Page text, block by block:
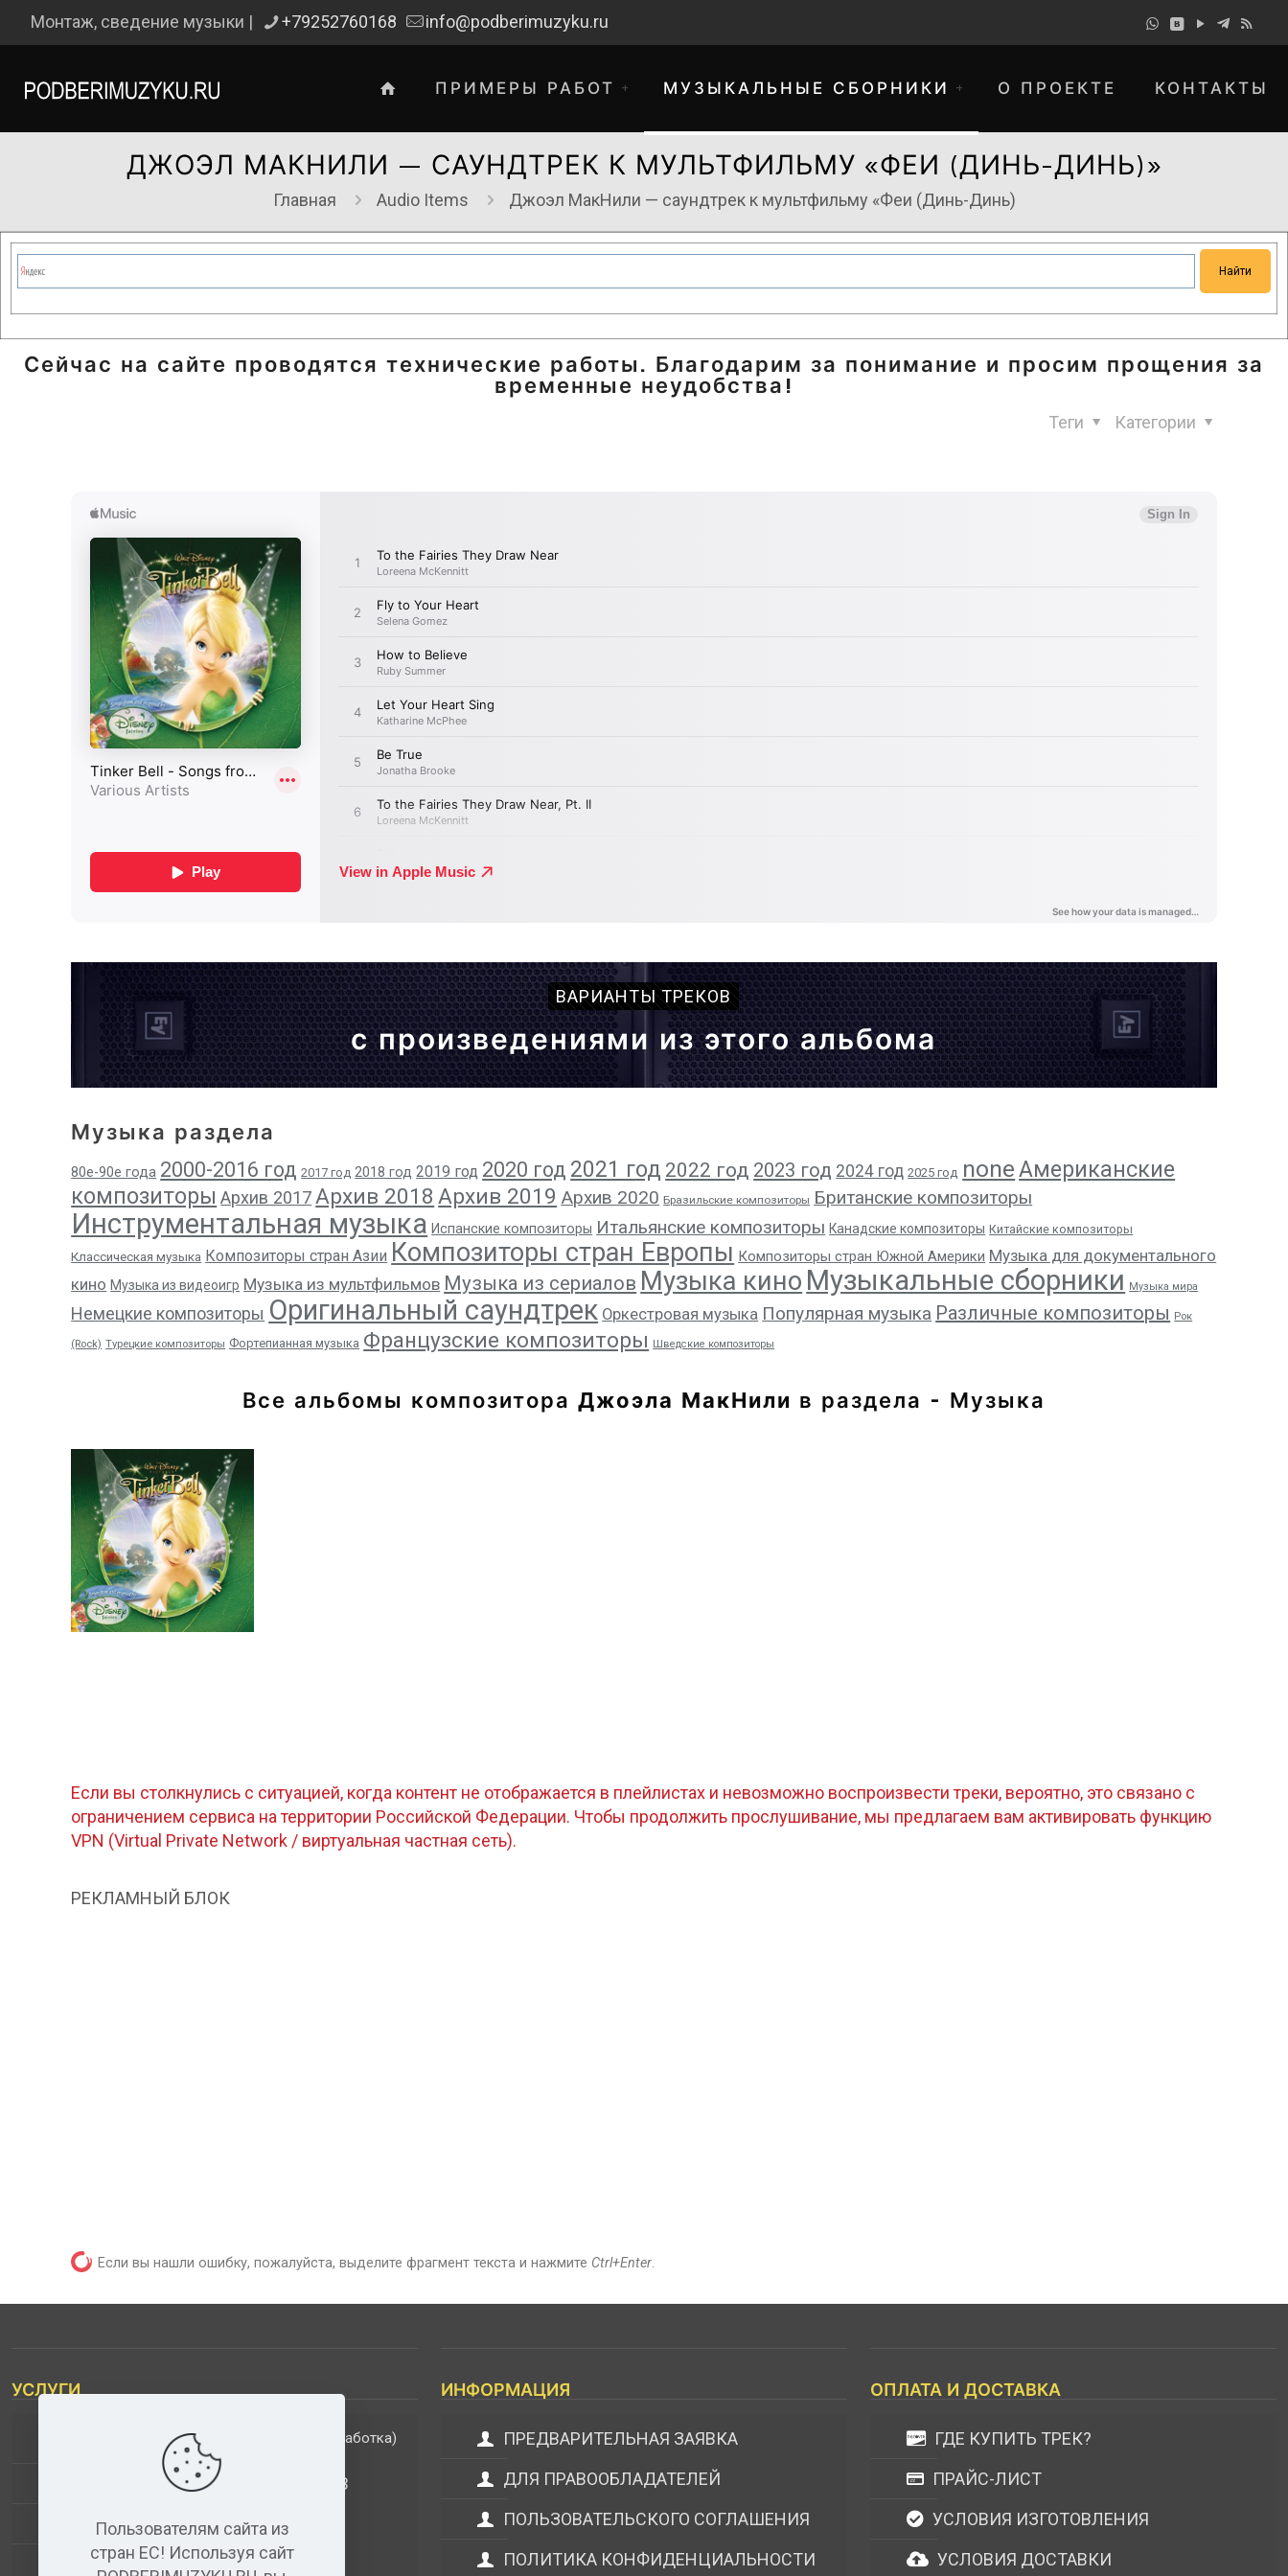
Монтаж, сведение музыки | +79252760168 info@podberimuzyku.ru
ПРИМЕРЫ РАБОТ МУЗЫКАЛЬНЫЕ СБОРНИКИ О ПРОЕКТЕ КОНТАКТЫ
ДЖОЭЛ МАКНИЛИ — САУНДТРЕК К МУЛЬТФИЛЬМУ «ФЕИ (ДИНЬ-ДИНЬ)»
Главная Audio Items Джоэл МакНили — саундтрек к мультфильму «Феи (Динь-Динь)
Сейчас на сайте проводятся технические работы. Благодарим за понимание и просим прощения за
временные неудобства!
Категории
Теги
ВАРИАНТЫ ТРЕКОВ
с произведениями из этого альбома
Музыка раздела
80е-90е года 2000-2016 год 2017 год 2018 год 2019 год 2020 год 2021 год 2022 год 2023 год 2024 год 2025 год noneАмериканские
композиторы Архив 2017Архив 2018 Архив 2019 Архив 2020 Бразильские композиторы Британские композиторы
Инструментальная музыка Испанские композиторы Итальянские композиторы Канадские композиторы Китайские композиторы
Классическая музыка Композиторы стран Азии Композиторы стран Европы Композиторы стран Южной Америки Музыка для документального
кино Музыка из видеоигр Музыка из мультфильмов Музыка из сериалов Музыка кино Музыкальные сборники Музыка мира
Немецкие композиторы Оригинальный саундтрек Оркестровая музыка Популярная музыка Различные композиторы Рок
(Rock) Турецкие композиторы Фортепианная музыка Французские композиторы Шведские композиторы
Все альбомы композитора Джоэла МакНили в раздела - Музыка
Если вы столкнулись с ситуацией, когда контент не отображается в плейлистах и невозможно воспроизвести треки, вероятно, это связано с
ограничением сервиса на территории Российской Федерации. Чтобы продолжить прослушивание, мы предлагаем вам активировать функцию
VPN (Virtual Private Network / виртуальная частная сеть).
РЕКЛАМНЫЙ БЛОК
Если вы нашли ошибку, пожалуйста, выделите фрагмент текста и нажмите Ctrl+Enter.
УСЛУГИ
ДОПОЛНИТЕЛЬНЫЕ УСЛУГИ (обработка)
АНАЛИЗ МУЗЫКАЛЬНЫХ ТРЕКОВ
ВИДЕО+АУДИО
УСЛУГИ ЗВУКОЗАПИСИ
ИНФОРМАЦИЯ
ПРЕДВАРИТЕЛЬНАЯ ЗАЯВКА
ДЛЯ ПРАВООБЛАДАТЕЛЕЙ
ПОЛЬЗОВАТЕЛЬСКОГО СОГЛАШЕНИЯ
ПОЛИТИКА КОНФИДЕНЦИАЛЬНОСТИ
ОПЛАТА И ДОСТАВКА
ГДЕ КУПИТЬ ТРЕК?
ПРАЙС-ЛИСТ
УСЛОВИЯ ИЗГОТОВЛЕНИЯ
УСЛОВИЯ ДОСТАВКИ
Пользователям сайта из
стран ЕС! Используя сайт